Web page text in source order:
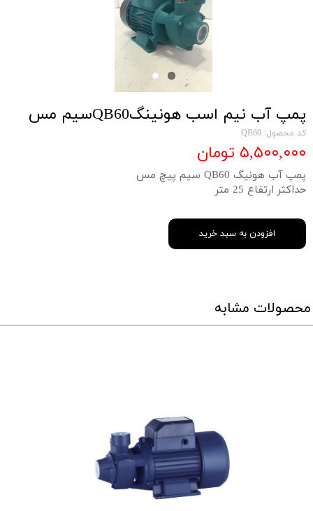
پمپ آب نیم اسب هونینگQB60سیم مس
کد محصول: QB60
۵,۵۰۰,۰۰۰ تومان
پمپ آب هونیگ QB60 سیم پیچ مس
حداکثر ارتفاع 25 متر
افزودن به سبد خرید
محصولات مشابه